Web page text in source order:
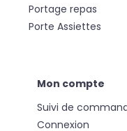
Portage repas
Porte Assiettes
Mon compte
Suivi de
Connexion